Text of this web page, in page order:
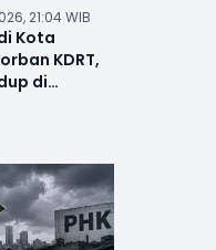
21:04 WIB
Kota
KDRT,
di